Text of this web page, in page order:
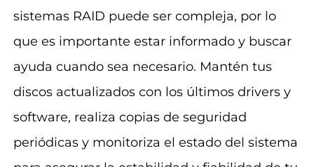
sistemas RAID puede ser compleja, por lo
que es importante estar informado y buscar
ayuda cuando sea necesario. Mantén tus
discos actualizados con los últimos drivers y
software, realiza copias de seguridad
periódicas y monitoriza el estado del sistema